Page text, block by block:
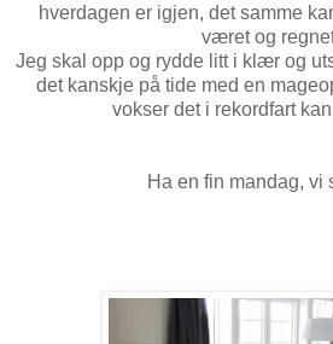
hverdagen er igjen, det samme
været og
Jeg skal opp og rydde litt i klær og
det kanskje på tide med en
vokser det i rekordfart
Ha en fin mandag, vi